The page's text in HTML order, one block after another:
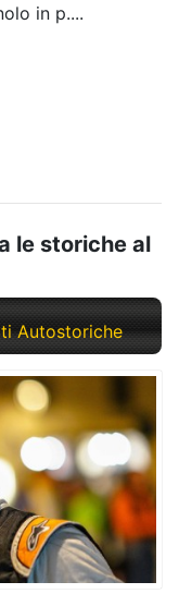
in p....
le storiche al
Autostoriche